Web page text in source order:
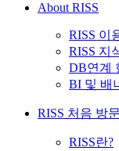
About RISS
RISS 이
RISS 지
DB연계
BI 및 배
RISS 처음 방
RISS란?